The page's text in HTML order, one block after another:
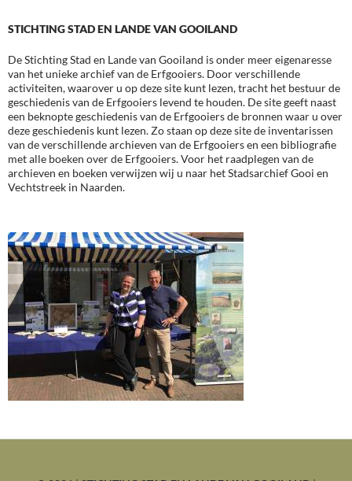
STICHTING STAD EN LANDE VAN GOOILAND
De Stichting Stad en Lande van Gooiland is onder meer eigenaresse
van het unieke archief van de Erfgooiers. Door verschillende
activiteiten, waarover u op deze site kunt lezen, tracht het bestuur de
geschiedenis van de Erfgooiers levend te houden. De site geeft naast
een beknopte geschiedenis van de Erfgooiers de bronnen waar u over
deze geschiedenis kunt lezen. Zo staan op deze site de inventarissen
van de verschillende archieven van de Erfgooiers en een bibliografie
met alle boeken over de Erfgooiers. Voor het raadplegen van de
archieven en boeken verwijzen wij u naar het Stadsarchief Gooi en
Vechtstreek in Naarden.